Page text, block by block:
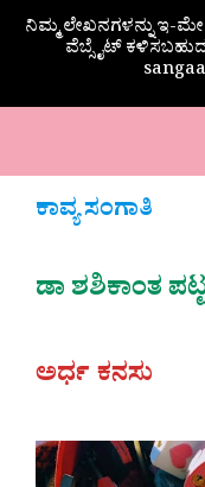
ನಿಮ್ಮ ಲೇಖನಗಳನ್ನು ಇ-
ವೆಬ್ಸೈಟ್
ಕಾವ್ಯ ಸಂಗಾತಿ
ಡಾ ಶಶಿಕಾಂತ
ಅರ್ಧ ಕನಸು